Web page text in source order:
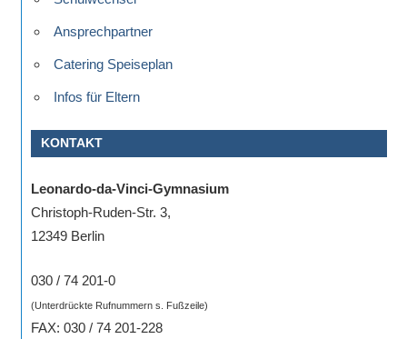
Ansprechpartner
Catering Speiseplan
Infos für Eltern
KONTAKT
Leonardo-da-Vinci-Gymnasium
Christoph-Ruden-Str. 3,
12349 Berlin
030 / 74 201-0
(Unterdrückte Rufnummern s. Fußzeile)
FAX: 030 / 74 201-228